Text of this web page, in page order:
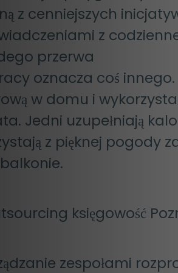
z cenniejszych
z
przerwa
oznacza coś innego.
w domu i
Jedni uzupełniają
z pięknej pogody
zespołami